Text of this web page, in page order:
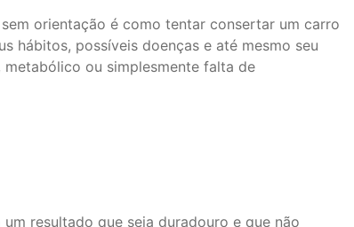
orientação é como tentar consertar um carro
hábitos, possíveis doenças e até mesmo seu
ou simplesmente falta de
resultado que seja duradouro e que não